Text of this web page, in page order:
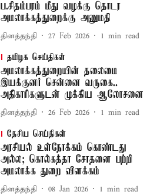
ப.சிதம்பரம் மீது வழக்கு தொடர
அமலாக்கத்துறைக்கு அனுமதி
தினத்தந்தி 27 Feb 2026 1 min read
தமிழக செய்திகள்
அமலாக்கத்துறையின் தலைமை
இயக்குனர் சென்னை வருகை..
அதிகாரிகளுடன் முக்கிய ஆலோசனை
தினத்தந்தி 26 Feb 2026 1 min read
தேசிய செய்திகள்
அரசியல் உள்நோக்கம் கொண்டது
அல்ல; கொல்கத்தா சோதனை பற்றி
அமலாக்க துறை விளக்கம்
தினத்தந்தி 08 Jan 2026 1 min read